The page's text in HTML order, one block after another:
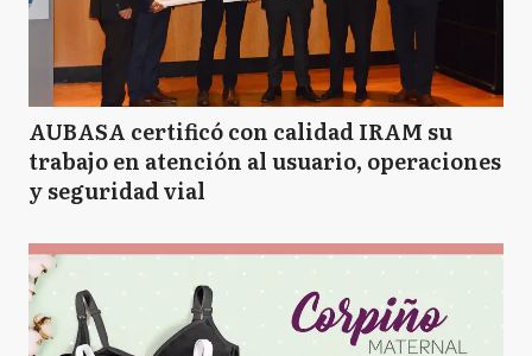
AUBASA certificó con calidad IRAM su
trabajo en atención al usuario, operaciones
y seguridad vial